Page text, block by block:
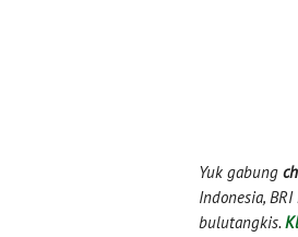
Yuk gabung
Indonesia,
bulutangkis.